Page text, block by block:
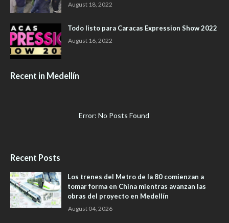
August 18, 2022
Todo listo para Caracas Expression Show 2022
August 16, 2022
Recent in Medellín
Error: No Posts Found
Recent Posts
Los trenes del Metro de la 80 comienzan a
tomar forma en China mientras avanzan las
obras del proyecto en Medellín
August 04, 2026